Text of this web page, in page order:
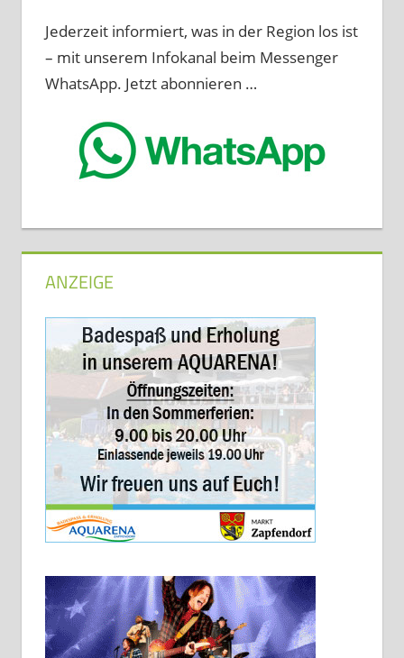
Jederzeit informiert, was in der Region los ist
– mit unserem Infokanal beim Messenger
WhatsApp. Jetzt abonnieren …
ANZEIGE